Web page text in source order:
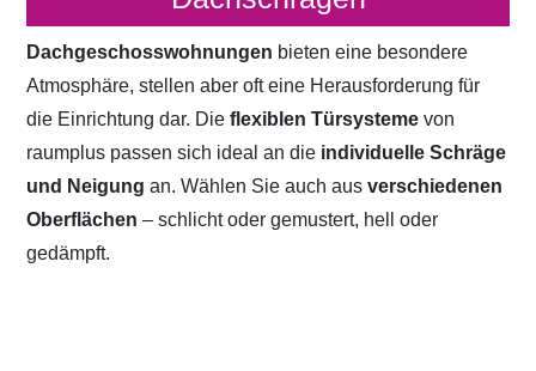
Dachgeschosswohnungen bieten eine besondere
Atmosphäre, stellen aber oft eine Herausforderung für
die Einrichtung dar. Dieflexiblen Türsystemevon
raumplus passen sich ideal an die individuelle Schräge
und Neigung an. Wählen Sie auch ausverschiedenen
Oberflächen – schlicht oder gemustert, hell oder
gedämpft.